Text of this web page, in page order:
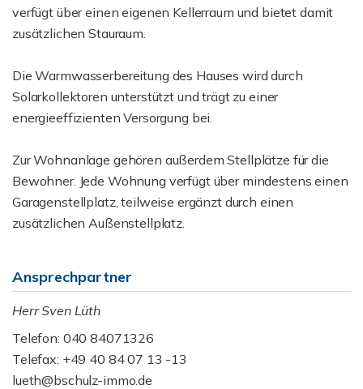
verfügt über einen eigenen Kellerraum und bietet damit
zusätzlichen Stauraum.
Die Warmwasserbereitung des Hauses wird durch
Solarkollektoren unterstützt und trägt zu einer
energieeffizienten Versorgung bei.
Zur Wohnanlage gehören außerdem Stellplätze für die
Bewohner. Jede Wohnung verfügt über mindestens einen
Garagenstellplatz, teilweise ergänzt durch einen
zusätzlichen Außenstellplatz.
Ansprechpartner
Herr Sven Lüth
Telefon: 040 84071326
Telefax: +49 40 84 07 13 -13
lueth@bschulz-immo.de